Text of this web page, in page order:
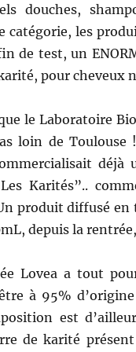
douches,
catégorie, les
de test, un
pour cheveux
le Laboratoire
loin de Toulouse
déjà
Karités”..
produit diffusé en
depuis la
Lovea a tout
à 95%
est
de karité